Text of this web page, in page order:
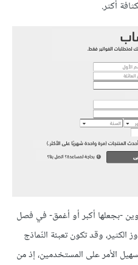
أكثر.
-بجعلها أكبر أو أغمق- في فصل
الكثير، وقد تكون تعبئة النّماذج
الأمر على المستخدمين، إذ من